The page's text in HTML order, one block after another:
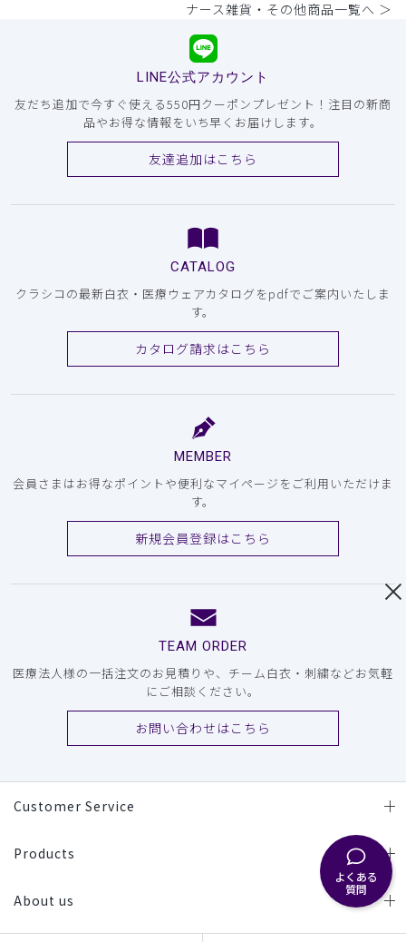
よくある
質問
ナース雑貨・その他商品一覧へ ＞
LINE公式アカウント
友だち追加で今すぐ使える550円クーポンプレゼント！注目の新商
品やお得な情報をいち早くお届けします。
友達追加はこちら
CATALOG
クラシコの最新白衣・医療ウェアカタログをpdfでご案内いたしま
す。
カタログ請求はこちら
MEMBER
会員さまはお得なポイントや便利なマイページをご利用いただけま
す。
新規会員登録はこちら
TEAM ORDER
医療法人様の一括注文のお見積りや、チーム白衣・刺繍などお気軽
にご相談ください。
お問い合わせはこちら
Customer Service
Products
About us